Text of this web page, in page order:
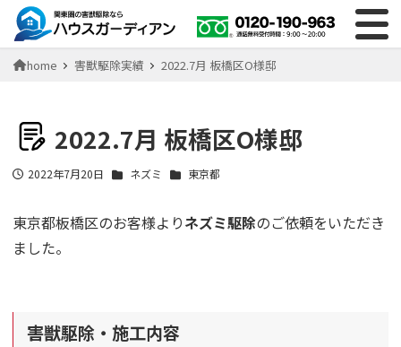
home 害獣駆除実績 2022.7月 板橋区O様邸
2022.7月 板橋区O様邸
投稿日
2022年7月20日 ネズミ 東京都
東京都板橋区のお客様よりネズミ駆除のご依頼をいただき
ました。
害獣駆除・施工内容